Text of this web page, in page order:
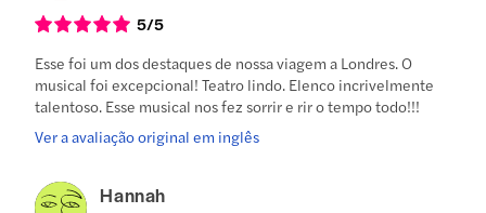
5/5
Esse foi um dos destaques de nossa viagem a Londres. O
musical foi excepcional! Teatro lindo. Elenco incrivelmente
talentoso. Esse musical nos fez sorrir e rir o tempo todo!!!
Ver a avaliação original em inglês
Hannah